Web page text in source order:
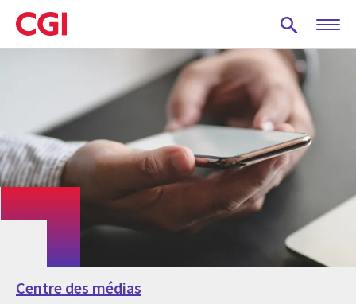
Skip
to
main
Centre des médias